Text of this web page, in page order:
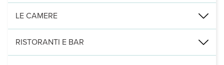
ampia spiaggia di finissima sabbia bianca, attrezzata con
LE CAMERE
191 camere, di cui camere standard vista giardino (30/32 m ),
RISTORANTI E BAR